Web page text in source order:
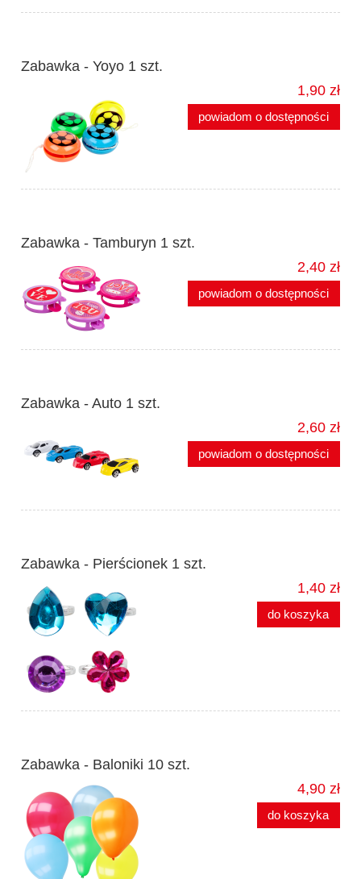
Zabawka - Yoyo 1 szt.
1,90 zł
powiadom o dostępności
Zabawka - Tamburyn 1 szt.
2,40 zł
powiadom o dostępności
Zabawka - Auto 1 szt.
2,60 zł
powiadom o dostępności
Zabawka - Pierścionek 1 szt.
1,40 zł
do koszyka
Zabawka - Baloniki 10 szt.
4,90 zł
do koszyka